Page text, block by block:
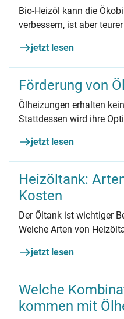
Bio-Heizöl kann die
verbessern, ist aber
jetzt lesen
Förderung von
Ölheizungen erhalten
Stattdessen wird ihre
Fördermöglichkeiten
jetzt lesen
Heizöltank:
Kosten
Der Öltank ist wichtiger
Welche Arten von
sind die Kosten? Hier
jetzt lesen
Welche
kommen mit